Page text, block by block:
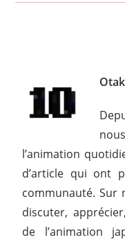
l’animation
d’article qui ont
communauté. Sur
discuter,
de l’animation